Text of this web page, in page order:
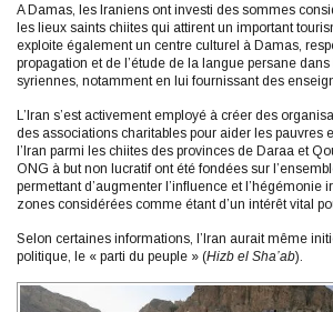
A Damas, les Iraniens ont investi des sommes
les lieux saints chiites qui attirent un important
exploite également un centre culturel à Damas,
propagation et de l’étude de la langue persane
syriennes, notamment en lui fournissant des
L’Iran s’est activement employé à créer des
des associations charitables pour aider les pauvres
l’Iran parmi les chiites des provinces de Daraa et
ONG à but non lucratif ont été fondées sur
permettant d’augmenter l’influence et l’hégémonie
zones considérées comme étant d’un intérêt vital
Selon certaines informations, l’Iran aurait même
politique, le « parti du peuple » (Hizb el Sha’ab).